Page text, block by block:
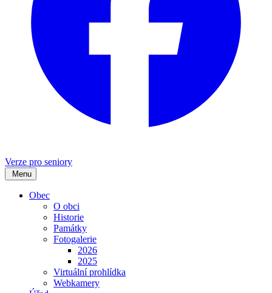
Verze pro seniory
Menu
Obec
O obci
Historie
Památky
Fotogalerie
2026
2025
Virtuální prohlídka
Webkamery